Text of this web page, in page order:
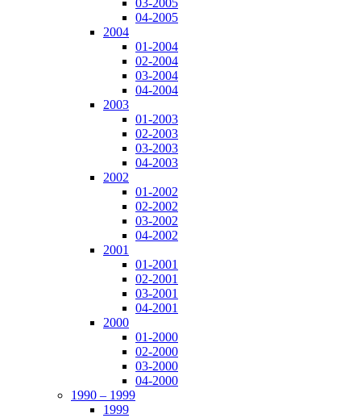
03-2005
04-2005
2004
01-2004
02-2004
03-2004
04-2004
2003
01-2003
02-2003
03-2003
04-2003
2002
01-2002
02-2002
03-2002
04-2002
2001
01-2001
02-2001
03-2001
04-2001
2000
01-2000
02-2000
03-2000
04-2000
1990 – 1999
1999